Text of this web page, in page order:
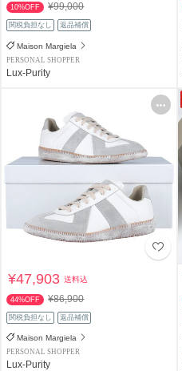
10%OFF ¥99,000
関税負担なし 返品補償
Maison Margiela
PERSONAL SHOPPER
Lux-Purity
¥47,903送料込
44%OFF ¥86,900
関税負担なし 返品補償
Maison Margiela
PERSONAL SHOPPER
Lux-Purity